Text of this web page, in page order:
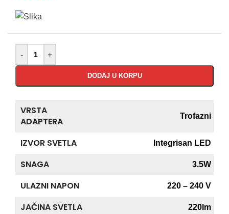
- +
DODAJ U KORPU
VRSTA
ADAPTERA
Trofazni
IZVOR SVETLA Integrisan LED
SNAGA 3.5W
ULAZNI NAPON 220 – 240 V
JAČINA SVETLA 220lm